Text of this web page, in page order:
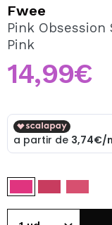
Ao criar uma conta
compras
Fwee
Pink
Pink
14,99€